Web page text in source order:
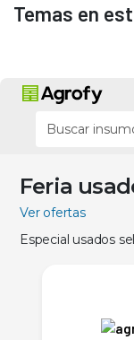
Temas en
Feria
Ver ofertas
Especial usados